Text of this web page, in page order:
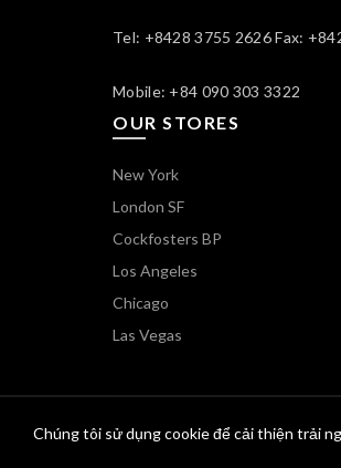
Tel: +8428 3755 2626 Fax:
Mobile: +84 090 303 3322
OUR STORES
New York
London SF
Cockfosters BP
Los Angeles
Chicago
Las Vegas
Chúng tôi sử dụng cookie để cải thiện trải